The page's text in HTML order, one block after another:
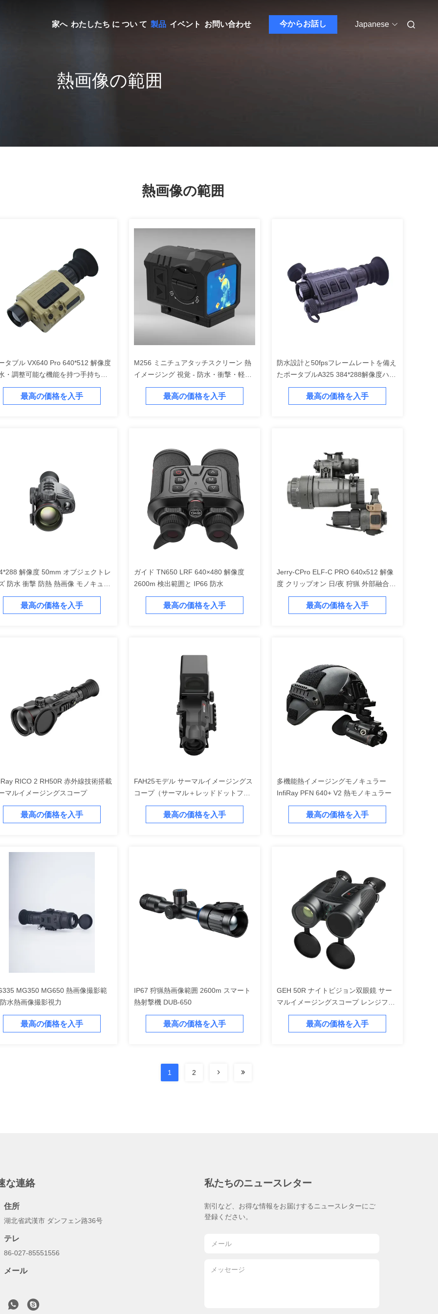
家へ わたしたち に つい て 製品 イベント お問い合わせ 今からお話し Japanese
熱画像の範囲
熱画像の範囲
タブル VX640 Pro 640*512 解像度
・調整可能な機能を持つ手持ち式
像装置
最高の価格を入手
M256 ミニチュアタッチスクリーン 熱
イメージング 視覚 - 防水・衝撃・軽量
屋外使用
最高の価格を入手
防水設計と50fpsフレームレートを備え
たポータブルA325 384*288解像度ハン
ドヘルドサーマルイメージングナイト
ビジョンデバイス最高の価格を入手
解像度 50mm オブジェクトレ
防水 衝撃 防熱 熱画像 モノキュラ
イトビジョン 望遠鏡
最高の価格を入手
ガイド TN650 LRF 640×480 解像度
2600m 検出範囲と IP66 防水
最高の価格を入手
Jerry-CPro ELF-C PRO 640x512 解像
度 クリップオン 日/夜 狩猟 外部融合熱
イメージング 700m+検出距離と3時間
のバッテリー使用時間を持つ夜間視力
最高の価格を入手
RICO 2 RH50R 赤外線技術搭載
マルイメージングスコープ
最高の価格を入手
FAH25モデル サーマルイメージングス
コープ（サーマル＋レッドドットフュ
ージョン、IP67防水）
最高の価格を入手
多機能熱イメージングモノキュラー
InfiRay PFN 640+ V2 熱モノキュラー
最高の価格を入手
MG350 MG650 熱画像撮影範
水熱画像撮影視力
最高の価格を入手
IP67 狩猟熱画像範囲 2600m スマート
熱射撃機 DUB-650
最高の価格を入手
GEH 50R ナイトビジョン双眼鏡 サー
マルイメージングスコープ レンジファ
インダー付き
最高の価格を入手
1 2
な連絡
住所
湖北省武漢市 ダンフェン路36号
テレ
86-027-85551556
メール
私たちのニュースレター
割引など、お得な情報をお届けするニュースレターにご
登録ください。